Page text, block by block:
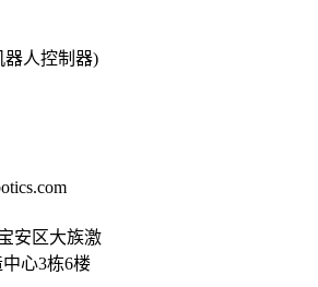
器人控制器)
安区大族激
心3栋6楼